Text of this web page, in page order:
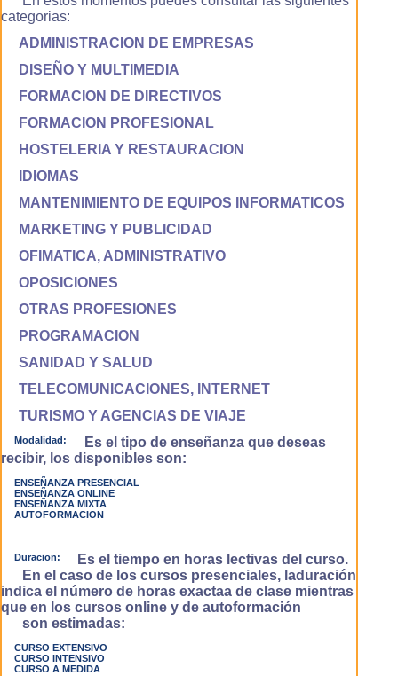
categorias:
ADMINISTRACION DE EMPRESAS
DISEÑO Y MULTIMEDIA
FORMACION DE DIRECTIVOS
FORMACION PROFESIONAL
HOSTELERIA Y RESTAURACION
IDIOMAS
MANTENIMIENTO DE EQUIPOS INFORMATICOS
MARKETING Y PUBLICIDAD
OFIMATICA, ADMINISTRATIVO
OPOSICIONES
OTRAS PROFESIONES
PROGRAMACION
SANIDAD Y SALUD
TELECOMUNICACIONES, INTERNET
TURISMO Y AGENCIAS DE VIAJE
Modalidad:
Es el tipo de enseñanza que deseas
recibir, los disponibles son:
ENSEÑANZA PRESENCIAL
ENSEÑANZA ONLINE
ENSEÑANZA MIXTA
AUTOFORMACION
Duracion:
Es el tiempo en horas lectivas del curso.
En el caso de los cursos presenciales, laduración
indica el número de horas exactaa de clase mientras
que en los cursos online y de autoformación
son estimadas:
CURSO EXTENSIVO
CURSO INTENSIVO
CURSO A MEDIDA